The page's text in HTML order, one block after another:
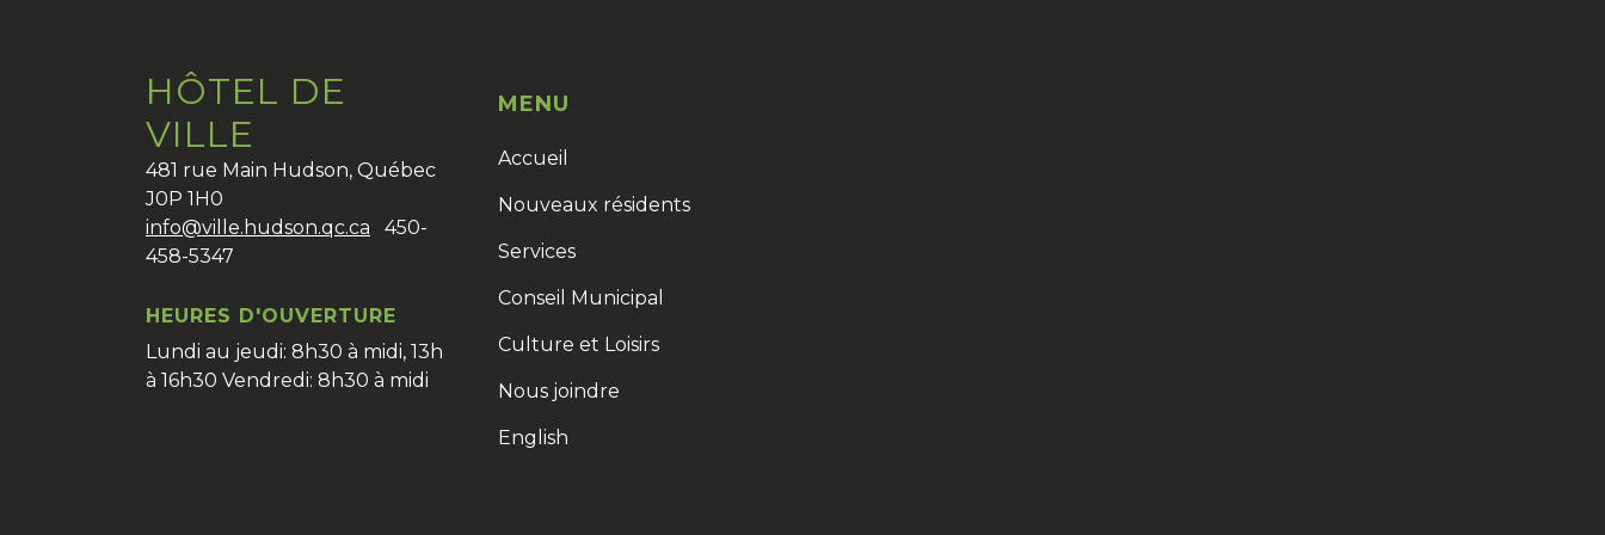
HÔTEL DE
VILLE
481 rue Main Hudson, Québec
J0P 1H0
info@ville.hudson.qc.ca 450-
458-5347
HEURES D'OUVERTURE
Lundi au jeudi: 8h30 à midi, 13h
à 16h30 Vendredi: 8h30 à midi
MENU
Accueil
Nouveaux résidents
Services
Conseil Municipal
Culture et Loisirs
Nous joindre
English